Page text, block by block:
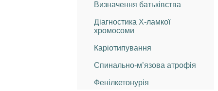
Визначення батьківства
Діагностика Х-ламкої
хромосоми
Каріотипування
Спинально-м’язова атрофія
Фенілкетонурія